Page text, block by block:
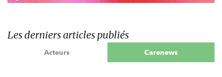
Les derniers articles publiés
Acteurs Carenews